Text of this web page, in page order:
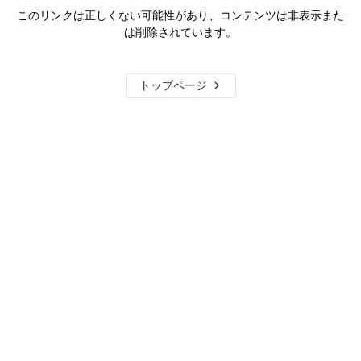
このリンクは正しくない可能性があり、コンテンツは非表示また
は削除されています。
トップページ